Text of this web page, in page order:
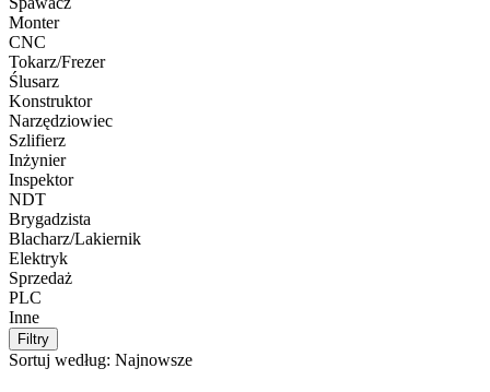
Monter
CNC
Tokarz/Frezer
Ślusarz
Konstruktor
Narzędziowiec
Szlifierz
Inżynier
Inspektor
NDT
Brygadzista
Blacharz/Lakiernik
Elektryk
Sprzedaż
PLC
Inne
Filtry
Sortuj według: Najnowsze